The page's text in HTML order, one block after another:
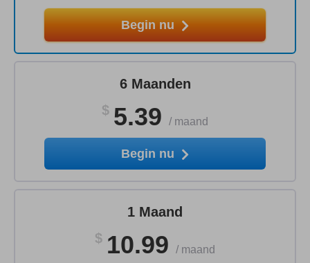
Begin nu
6 Maanden
$ 5.39 / maand
Begin nu
1 Maand
$ 10.99 / maand